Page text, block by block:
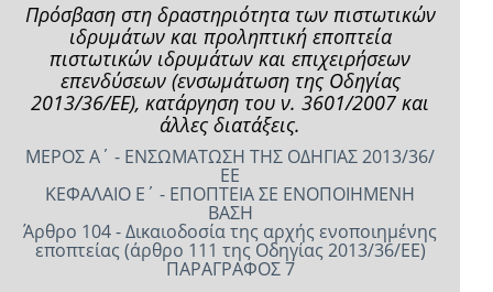
Πρόσβαση στη δραστηριότητα των πιστωτικών
ιδρυμάτων και προληπτική εποπτεία
πιστωτικών ιδρυμάτων και επιχειρήσεων
επενδύσεων (ενσωμάτωση της Οδηγίας
2013/36/ΕΕ), κατάργηση του ν. 3601/2007 και
άλλες διατάξεις.
ΜΕΡΟΣ Α΄ - ΕΝΣΩΜΑΤΩΣΗ ΤΗΣ ΟΔΗΓΙΑΣ 2013/36/
ΕΕ
ΚΕΦΑΛΑΙΟ Ε΄ - ΕΠΟΠΤΕΙΑ ΣΕ ΕΝΟΠΟΙΗΜΕΝΗ
ΒΑΣΗ
Άρθρο 104 - Δικαιοδοσία της αρχής ενοποιημένης
εποπτείας (άρθρο 111 της Οδηγίας 2013/36/ΕΕ)
ΠΑΡΑΓΡΑΦΟΣ 7